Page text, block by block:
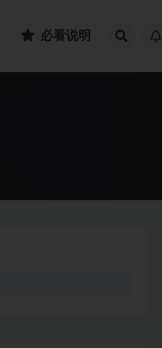
必看说明